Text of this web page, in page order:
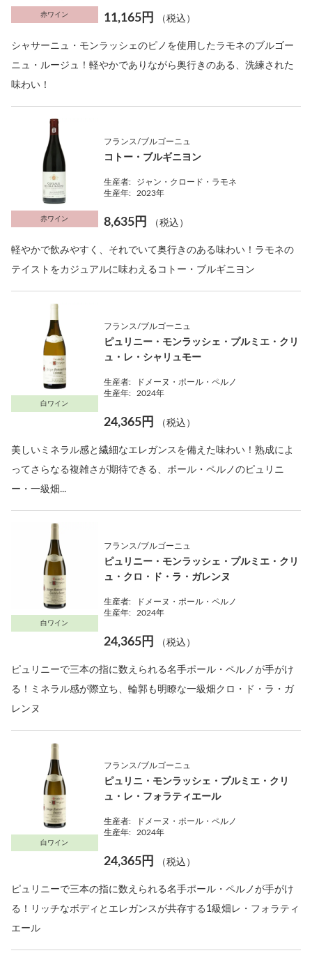
赤ワイン 11,165円 （税込）
シャサーニュ・モンラッシェのピノを使用したラモネのブルゴー
ニュ・ルージュ！軽やかでありながら奥行きのある、洗練された
味わい！
赤ワイン
フランス/ブルゴーニュ
コトー・ブルギニヨン
生産者:
ジャン・クロード・ラモネ
生産年:
2023年
8,635円 （税込）
軽やかで飲みやすく、それでいて奥行きのある味わい！ラモネの
テイストをカジュアルに味わえるコトー・ブルギニヨン
白ワイン
フランス/ブルゴーニュ
ピュリニー・モンラッシェ・プルミエ・クリ
ュ・レ・シャリュモー
生産者:
ドメーヌ・ポール・ペルノ
生産年:
2024年
24,365円 （税込）
美しいミネラル感と繊細なエレガンスを備えた味わい！熟成によ
ってさらなる複雑さが期待できる、ポール・ペルノのピュリニ
ー・一級畑...
白ワイン
フランス/ブルゴーニュ
ピュリニー・モンラッシェ・プルミエ・クリ
ュ・クロ・ド・ラ・ガレンヌ
生産者:
ドメーヌ・ポール・ペルノ
生産年:
2024年
24,365円 （税込）
ピュリニーで三本の指に数えられる名手ポール・ペルノが手がけ
る！ミネラル感が際立ち、輪郭も明瞭な一級畑クロ・ド・ラ・ガ
レンヌ
白ワイン
フランス/ブルゴーニュ
ピュリニ・モンラッシェ・プルミエ・クリ
ュ・レ・フォラティエール
生産者:
ドメーヌ・ポール・ペルノ
生産年:
2024年
24,365円 （税込）
ピュリニーで三本の指に数えられる名手ポール・ペルノが手がけ
る！リッチなボディとエレガンスが共存する1級畑レ・フォラティ
エール